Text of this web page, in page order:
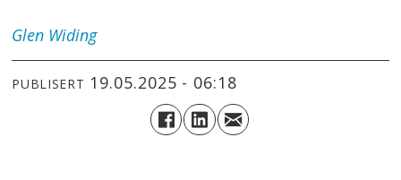
Glen Widing
PUBLISERT 19.05.2025 - 06:18